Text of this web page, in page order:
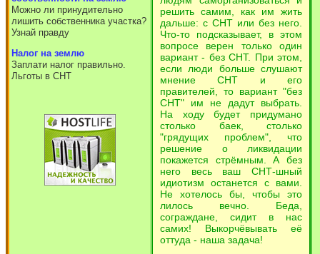
Можно ли принудительно
лишить собственника участка?
Узнай правду
Налог на землю
Заплати налог правильно.
Льготы в СНТ
решить самим, как им жить
дальше: с СНТ или без него.
Что-то подсказывает, в этом
вопросе верен только один
вариант - без СНТ. При этом,
если люди больше слушают
мнение СНТ и его
правителей, то вариант "без
СНТ" им не дадут выбрать.
На ходу будет придумано
столько баек, столько
"грядущих проблем", что
решение о ликвидации
покажется стрёмным. А без
него весь ваш СНТ-шный
идиотизм останется с вами.
Не хотелось бы, чтобы это
лилось вечно. Беда,
сограждане, сидит в нас
самих! Выкорчёвывать её
оттуда - наша задача!